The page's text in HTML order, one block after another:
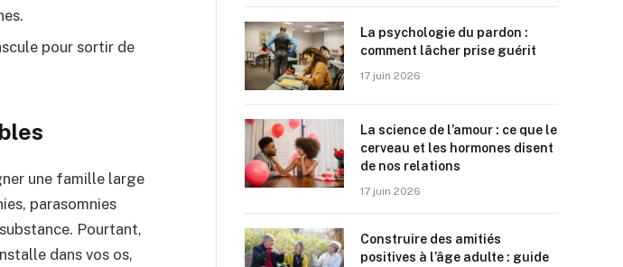
pour sortir de
une famille large
parasomnies
Pourtant,
dans vos os,
La psychologie du pardon :
comment lâcher prise guérit
17 juin 2026
La science de l’amour : ce que le
cerveau et les hormones disent
de nos relations
17 juin 2026
Construire des amitiés
positives à l’âge adulte : guide